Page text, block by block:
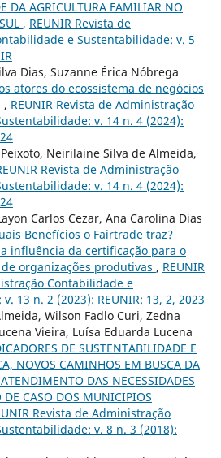
DA AGRICULTURA FAMILIAR NO
, REUNIR Revista de
e Sustentabilidade: v. 5
Dias, Suzanne Érica Nóbrega
atores do ecossistema de negócios
, REUNIR Revista de Administração
v. 14 n. 4 (2024):
Neirilaine Silva de Almeida,
Revista de Administração
v. 14 n. 4 (2024):
Carlos Cezar, Ana Carolina Dias
Benefícios o Fairtrade traz?
influência da certificação para o
organizações produtivas , REUNIR
Contabilidade e
13 n. 2 (2023): REUNIR: 13, 2, 2023
Wilson Fadlo Curi, Zedna
Vieira, Luísa Eduarda Lucena
DE SUSTENTABILIDADE E
NOVOS CAMINHOS EM BUSCA DA
DAS NECESSIDADES
DE CASO DOS MUNICIPIOS
Revista de Administração
v. 8 n. 3 (2018):